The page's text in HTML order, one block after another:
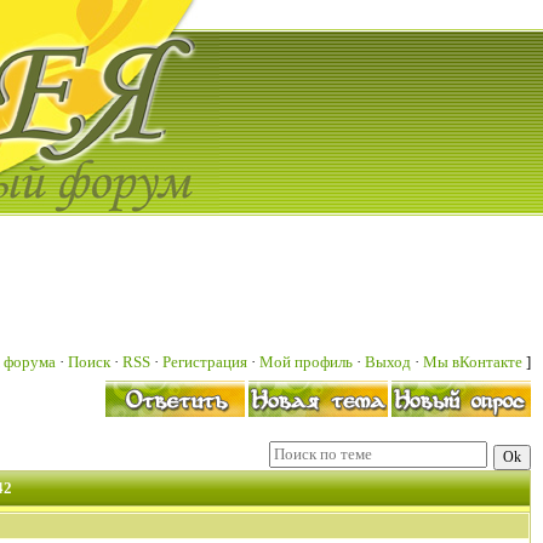
форума · Поиск· RSS · Регистрация · Мой профиль · Выход · Мы вКонтакте ]